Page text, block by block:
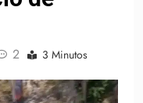
2 3 Minutos